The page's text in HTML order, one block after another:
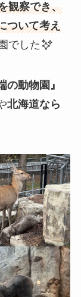
観察でき、
ついて考え
でした
の動物園』
北海道なら